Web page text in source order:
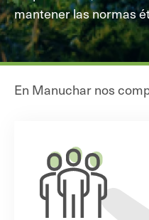
mantener las normas
En Manuchar nos